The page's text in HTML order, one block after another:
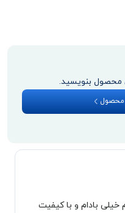
محصول بنویسید.
بادام و با کیفیت